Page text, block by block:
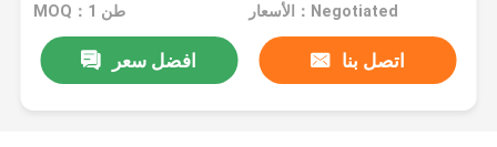
MOQ：1 طن الأسعار：Negotiated
افضل سعر اتصل بنا